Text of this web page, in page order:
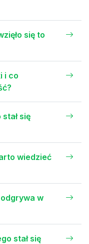
się to
i co
się
wiedzieć
w
stał się